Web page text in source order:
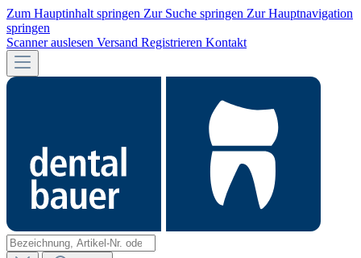
Zum Hauptinhalt springen Zur Suche springen Zur Hauptnavigation
springen
Scanner auslesen Versand Registrieren Kontakt